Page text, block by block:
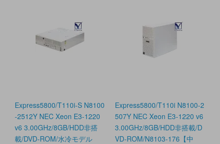
Express5800/T110i-S N8100
-2512Y NEC Xeon E3-1220
v6 3.00GHz/8GB/HDD非搭
載/DVD-ROM/水冷モデル
Express5800/T110i N8100-2
507Y NEC Xeon E3-1220 v6
3.00GHz/8GB/HDD非搭載/D
VD-ROM/N8103-176【中